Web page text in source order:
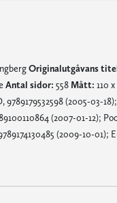
Originalutgåvans
Antal sidor: 558 Mått: 110 x
(2005-03-18);
(2007-01-12);
(2009-10-01);